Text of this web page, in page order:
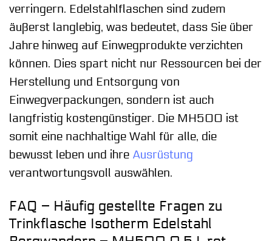
verringern. Edelstahlflaschen sind zudem
äußerst langlebig, was bedeutet, dass Sie über
Jahre hinweg auf Einwegprodukte verzichten
können. Dies spart nicht nur Ressourcen bei der
Herstellung und Entsorgung von
Einwegverpackungen, sondern ist auch
langfristig kostengünstiger. Die MH500 ist
somit eine nachhaltige Wahl für alle, die
bewusst leben und ihre Ausrüstung
verantwortungsvoll auswählen.
FAQ – Häufig gestellte Fragen zu
Trinkflasche Isotherm Edelstahl